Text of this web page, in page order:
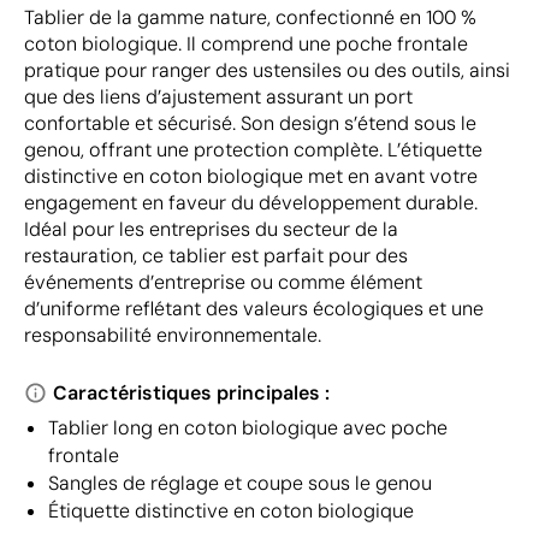
Tablier de la gamme nature, confectionné en 100 %
coton biologique. Il comprend une poche frontale
pratique pour ranger des ustensiles ou des outils, ainsi
que des liens d’ajustement assurant un port
confortable et sécurisé. Son design s’étend sous le
genou, offrant une protection complète. L’étiquette
distinctive en coton biologique met en avant votre
engagement en faveur du développement durable.
Idéal pour les entreprises du secteur de la
restauration, ce tablier est parfait pour des
événements d’entreprise ou comme élément
d’uniforme reflétant des valeurs écologiques et une
responsabilité environnementale.
Caractéristiques principales :
Tablier long en coton biologique avec poche
frontale
Sangles de réglage et coupe sous le genou
Étiquette distinctive en coton biologique